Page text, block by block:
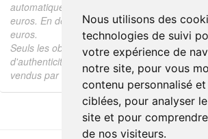
Nous utilisons des
technologies de suivi
votre expérience de
notre site, pour vous
contenu personnalisé
ciblées, pour analyser
site et pour
de nos visiteurs.
automatiquement pour tout objet dont le prix
euros. En dessous de ce prix chaque
euros.
Seuls les objets vendus par mes soins font
d'authenticité, je ne fais aucun rapport
vendus par des tiers (confrères ou